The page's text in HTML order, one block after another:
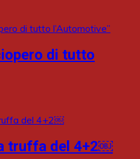
di tutto
truffa del 4+2￼